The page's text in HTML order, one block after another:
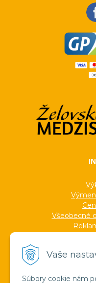
Vaše
Súbory cookie nám
Všeobecné